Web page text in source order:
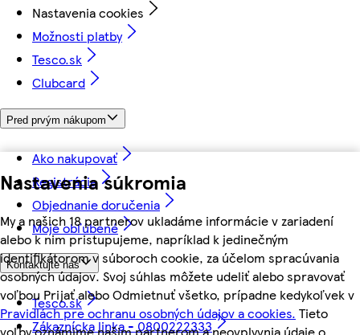
Nastavenia súkromia
My a našich 18 partnerov ukladáme informácie v zariadení
alebo k nim pristupujeme, napríklad k jedinečným
identifikátorom v súboroch cookie, za účelom spracúvania
osobných údajov. Svoj súhlas môžete udeliť alebo spravovať
voľbou Prijať alebo Odmietnuť všetko, prípadne kedykoľvek v
Pravidlách pre ochranu osobných údajov a cookies. Tieto
voľby oznámime našim partnerom a neovplyvnia údaje o
Nastavenia cookies
Možnosti platby
Tesco.sk
Clubcard
Pred prvým nákupom
Ako nakupovať
Registrácia
Objednanie doručenia
Moje obľúbené
Kontaktujte nás
Tesco.sk
Zákaznícka linka - 0800222333